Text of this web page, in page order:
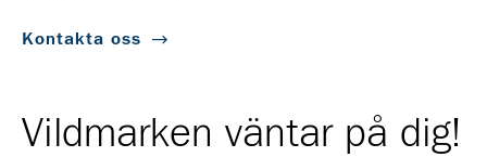
Kontakta oss
Vildmarken väntar på dig!